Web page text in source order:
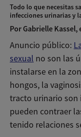
Todo lo que necesitas
infecciones urinarias y
Por Gabrielle
Anuncio público:
sexual no son las
instalarse en la
hongos, la
tracto urinario son
pueden contraer
tenido relaciones